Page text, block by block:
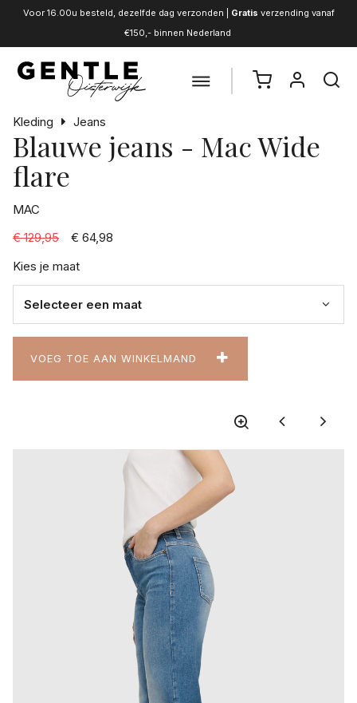
Voor 16.00u besteld, dezelfde dag verzonden | Gratis verzending vanaf
€150,- binnen Nederland
Kleding Jeans
Blauwe jeans - Mac Wide
flare
MAC
€ 129,95
€ 64,98
Kies je maat
VOEG TOE AAN WINKELMAND